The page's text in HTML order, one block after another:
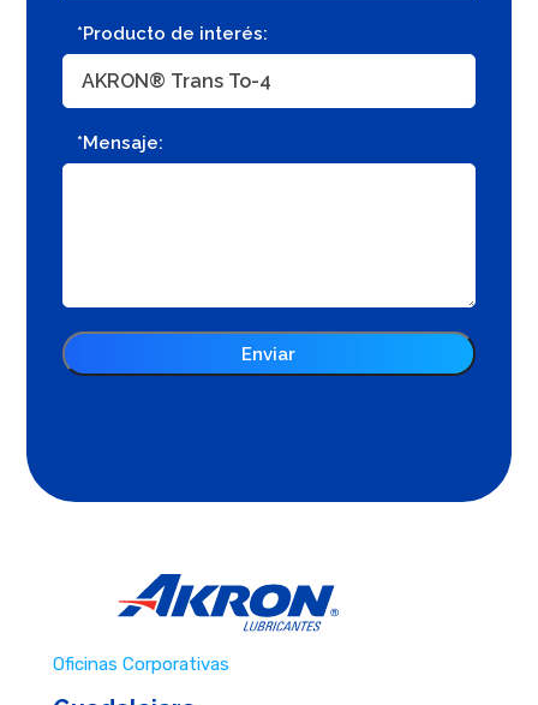
*Producto de interés:
*Mensaje:
Oficinas Corporativas